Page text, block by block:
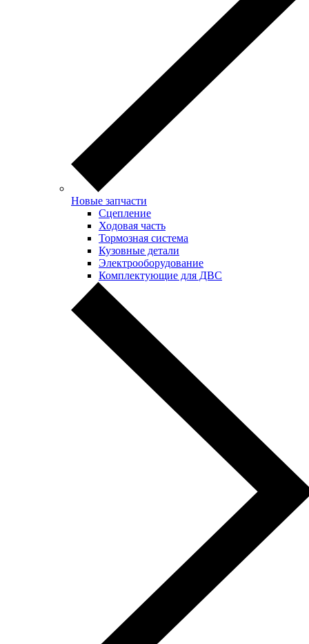
Новые запчасти
Сцепление
Ходовая часть
Тормозная система
Кузовные детали
Электрооборудование
Комплектующие для ДВС